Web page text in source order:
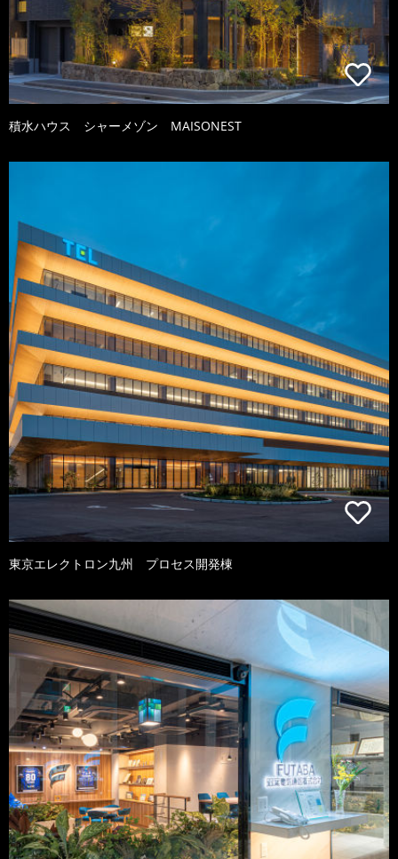
積水ハウス シャーメゾン MAISONEST
東京エレクトロン九州 プロセス開発棟